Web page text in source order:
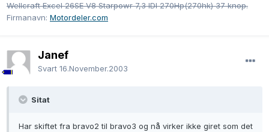
Wellcraft Excel 26SE V8 Starpowr 7,3 IDI 270Hp(270hk) 37 knop.
Firmanavn: Motordeler.com
Janef
Svart 16.November.2003
Sitat
Har skiftet fra bravo2 til bravo3 og nå virker ikke giret som det